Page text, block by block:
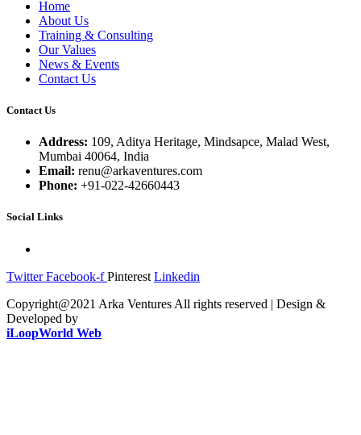
Home
About Us
Training & Consulting
Our Values
News & Events
Contact Us
Contact Us
Address: 109, Aditya Heritage, Mindsapce, Malad West,
Mumbai 40064, India
Email: renu@arkaventures.com
Phone: +91-022-42660443
Social Links
Twitter Facebook-f Pinterest Linkedin
Copyright@2021 Arka Ventures All rights reserved | Design &
Developed by
iLoopWorld Web